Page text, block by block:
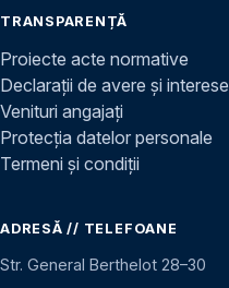
TRANSPARENȚĂ
Proiecte acte normative
Declarații de avere și interese
Venituri angajați
Protecția datelor personale
Termeni și condiții
ADRESĂ // TELEFOANE
Str. General Berthelot 28–30